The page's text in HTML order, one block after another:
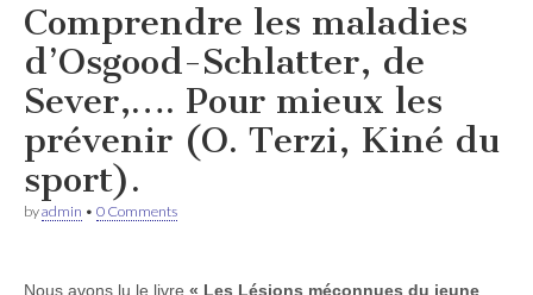
Comprendre les maladies
d’Osgood-Schlatter, de
Sever,…. Pour mieux les
prévenir (O. Terzi, Kiné du
sport).
byadmin • 0 Comments
Nous avons lu le livre « Les Lésions méconnues du jeune